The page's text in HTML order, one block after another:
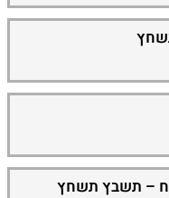
– תשבץ תשחץ